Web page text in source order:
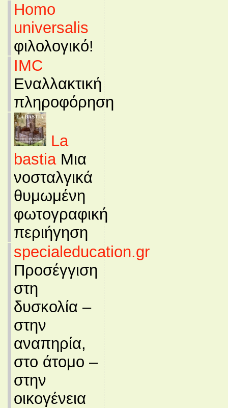
Homo
universalis
φιλολογικό!
IMC
Εναλλακτική
πληροφόρηση
La
bastiaΜια
νοσταλγικά
θυμωμένη
φωτογραφική
περιήγηση
specialeducation.gr
Προσέγγιση
στη
δυσκολία –
στην
αναπηρία,
στο άτομο –
στην
οικογένεια